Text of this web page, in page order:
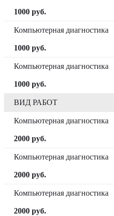
1000 руб.
Компьютерная диагностика
1000 руб.
Компьютерная диагностика
1000 руб.
ВИД РАБОТ
Компьютерная диагностика
2000 руб.
Компьютерная диагностика
2000 руб.
Компьютерная диагностика
2000 руб.